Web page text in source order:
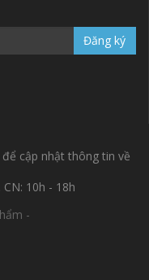
Đăng ký
cập nhật thông tin về
10h - 18h
-